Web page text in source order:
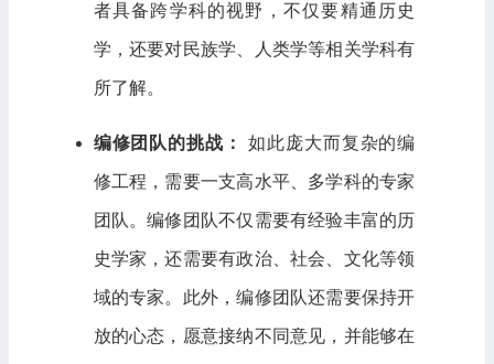
者具备跨学科的视野，不仅要精通历史
学，还要对民族学、人类学等相关学科有
所了解。
编修团队的挑战： 如此庞大而复杂的编
修工程，需要一支高水平、多学科的专家
团队。编修团队不仅需要有经验丰富的历
史学家，还需要有政治、社会、文化等领
域的专家。此外，编修团队还需要保持开
放的心态，愿意接纳不同意见，并能够在